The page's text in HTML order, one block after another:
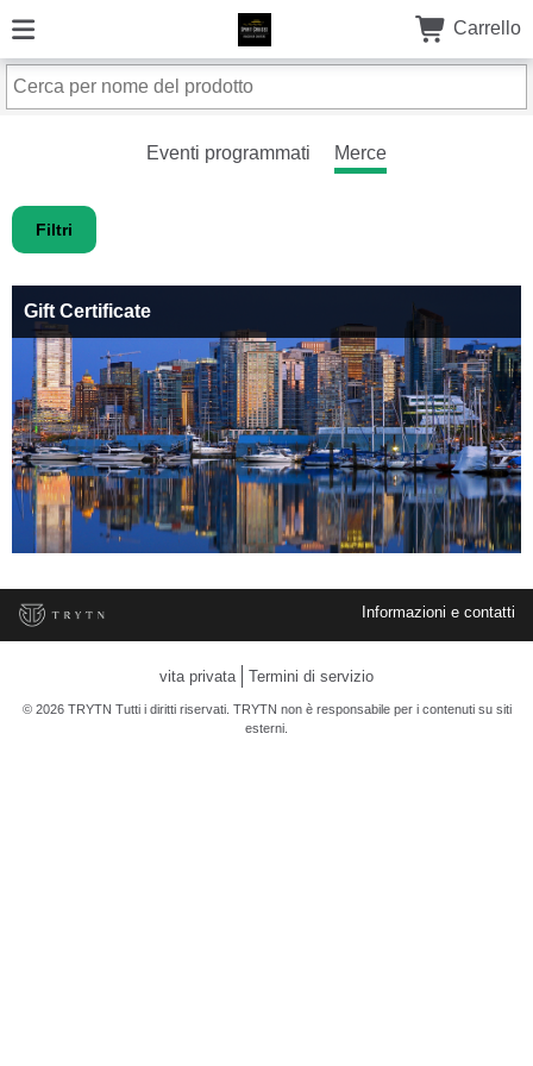
Carrello
Eventi programmati Merce
Filtri
Gift Certificate
Informazioni e contatti
vita privata Termini di servizio
© 2026 TRYTN Tutti i diritti riservati. TRYTN non è responsabile per i contenuti su siti
esterni.